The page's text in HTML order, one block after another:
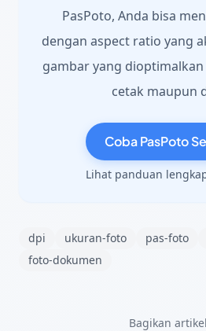
PasPoto, Anda bisa
dengan aspect ratio yang
gambar yang
cetak maupun
Coba PasPoto
Lihat panduan
dpi ukuran-foto pas-foto
foto-dokumen
Bagikan